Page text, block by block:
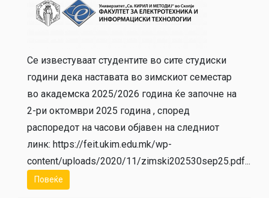
Се известуваат студентите во сите студиски
години дека наставата во зимскиот семестар
во академска 2025/2026 година ќе започне на
2-ри октомври 2025 година , според
распоредот на часови објавен на следниот
линк: https://feit.ukim.edu.mk/wp-
content/uploads/2020/11/zimski202530sep25.pdf...
Повеќе